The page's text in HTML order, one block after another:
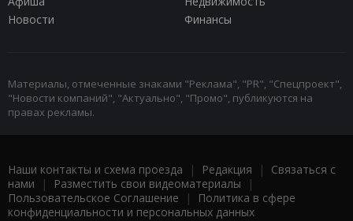
Новости
Финансы
Материалы, отмеченные знаками "Реклама", "PR", "Спецпроект",
"Новости компаний", "Актуально", "Промо", публикуются на
правах рекламы.
Наши контакты и схема проезда | Редакция | Связаться с
нами | Разместить свои видеоматериалы |
Пользовательское Соглашение |
Политика в сфере
конфиденциальности и персональных данных